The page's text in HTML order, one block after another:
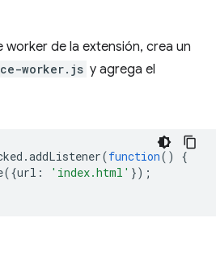
worker de la extensión, crea un
worker.js y agrega el
.addListener(function()
{
({url : 'index.html' });